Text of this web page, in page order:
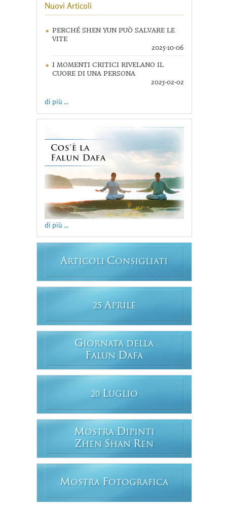
Nuovi Articoli
PERCHÉ SHEN YUN PUÒ SALVARE LE
VITE
2025-10-06
I MOMENTI CRITICI RIVELANO IL
CUORE DI UNA PERSONA
2025-02-02
di più ...
di più ...
ARTICOLI CONSIGLIATI
25 APRILE
GIORNATA DELLA
FALUN DAFA
20 LUGLIO
MOSTRA DIPINTI
ZHEN SHAN REN
MOSTRA FOTOGRAFICA